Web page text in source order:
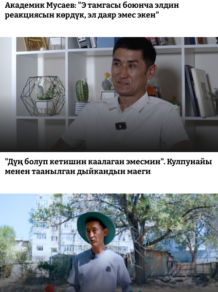
Академик Мусаев: "Э тамгасы боюнча элдин
реакциясын көрдүк, эл даяр эмес экен"
"Дүң болуп кетишин каалаган эмесмин". Кулпунайы
менен таанылган дыйкандын маеги